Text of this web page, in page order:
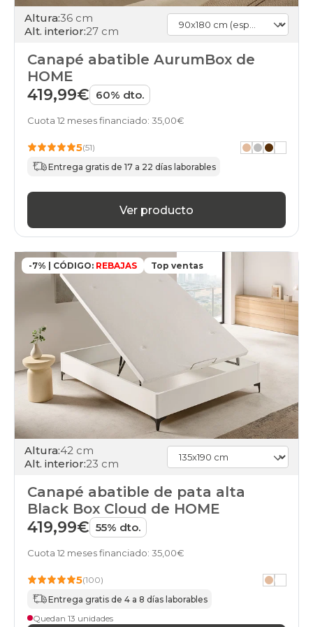
canapes-
abatibles
90x200cm
frontal
abatibles
100x180cm
black-
canapes-
abatibles
apertura-
frontal
black-
days
canapes-
abatibles
100x200cm
canapes-
abatibles
105x180cm
apertura-
frontal
black-
days
abatibles
105x190cm
apertura-
days
105x200cm
apertura-
Altura:36 cm
Alt. interior:27 cm
Canapé abatible AurumBox de
HOME
419,99€ 60% dto.
Cuota 12 meses financiado: 35,00€
5(51)
Entrega gratis de 17 a 22 días laborables
Ver producto
-7% | CÓDIGO: REBAJAS Top ventas
Altura:42 cm
Alt. interior:23 cm
Canapé abatible de pata alta
Black Box Cloud de HOME
419,99€ 55% dto.
Cuota 12 meses financiado: 35,00€
5(100)
Entrega gratis de 4 a 8 días laborables
Quedan 13 unidades